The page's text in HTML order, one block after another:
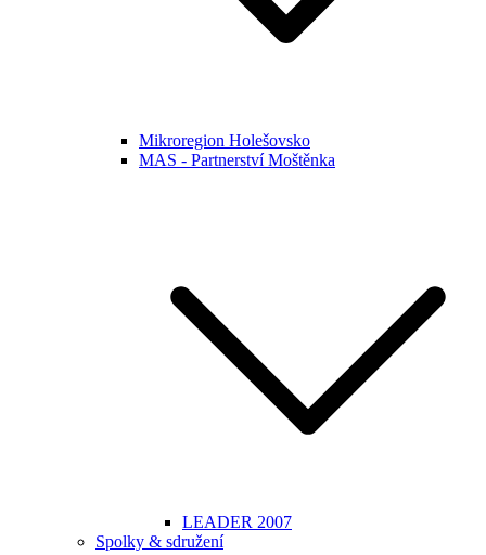
Mikroregion Holešovsko
MAS - Partnerství Moštěnka
LEADER 2007
Spolky & sdružení